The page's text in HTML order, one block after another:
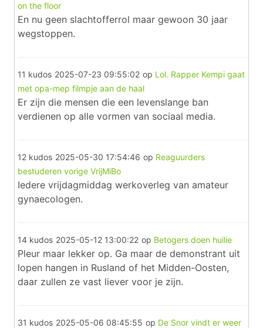
on the floor
En nu geen slachtofferrol maar gewoon 30 jaar
wegstoppen.
11 kudos 2025-07-23 09:55:02 op Lol. Rapper Kempi gaat
met opa-mep filmpje aan de haal
Er zijn die mensen die een levenslange ban
verdienen op alle vormen van sociaal media.
12 kudos 2025-05-30 17:54:46 op Reaguurders
bestuderen vorige VrijMiBo
Iedere vrijdagmiddag werkoverleg van amateur
gynaecologen.
14 kudos 2025-05-12 13:00:22 op Betogers doen huilie
Pleur maar lekker op. Ga maar de demonstrant uit
lopen hangen in Rusland of het Midden-Oosten,
daar zullen ze vast liever voor je zijn.
31 kudos 2025-05-06 08:45:55 op De Snor vindt er weer